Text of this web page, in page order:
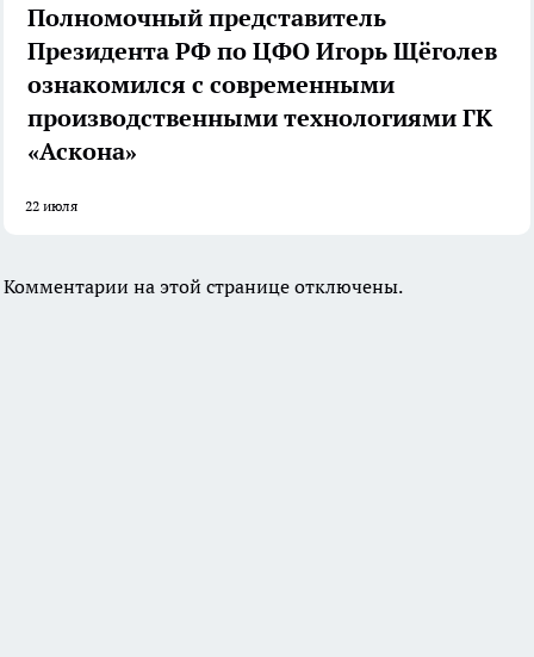
Полномочный представитель
Президента РФ по ЦФО Игорь Щёголев
ознакомился с современными
производственными технологиями ГК
«Аскона»
22 июля
Комментарии на этой странице отключены.